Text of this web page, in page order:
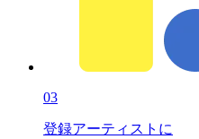
03
登録アーティストに